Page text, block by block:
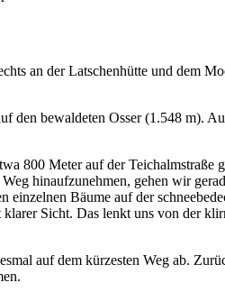
an der Latschenhütte und dem
bewaldeten Osser (1.548 m).
800 Meter auf der
hinaufzunehmen, gehen wir
einzelnen Bäume auf der
Sicht. Das lenkt uns von der
auf dem kürzesten Weg ab.